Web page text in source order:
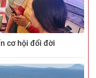
cơ hội đổi đời